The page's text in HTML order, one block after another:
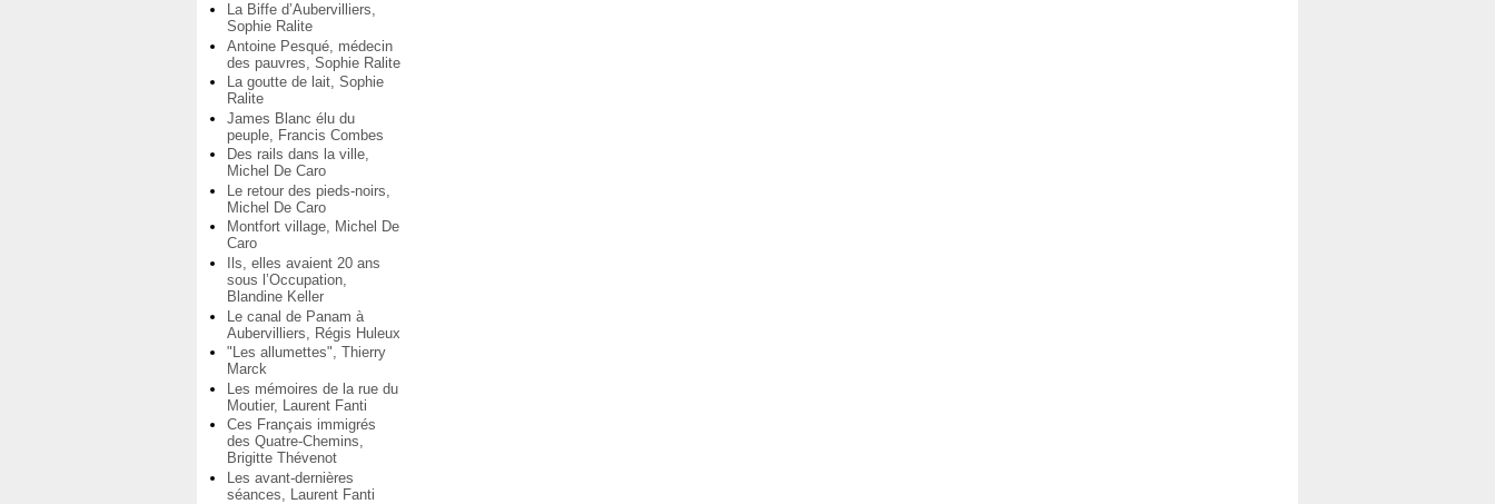
La Biffe d’Aubervilliers,
Sophie Ralite
Antoine Pesqué, médecin
des pauvres, Sophie Ralite
La goutte de lait, Sophie
Ralite
James Blanc élu du
peuple, Francis Combes
Des rails dans la ville,
Michel De Caro
Le retour des pieds-noirs,
Michel De Caro
Montfort village, Michel De
Caro
Ils, elles avaient 20 ans
sous l’Occupation,
Blandine Keller
Le canal de Panam à
Aubervilliers, Régis Huleux
"Les allumettes", Thierry
Marck
Les mémoires de la rue du
Moutier, Laurent Fanti
Ces Français immigrés
des Quatre-Chemins,
Brigitte Thévenot
Les avant-dernières
séances, Laurent Fanti